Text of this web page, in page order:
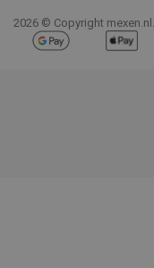
2026 © Copyright